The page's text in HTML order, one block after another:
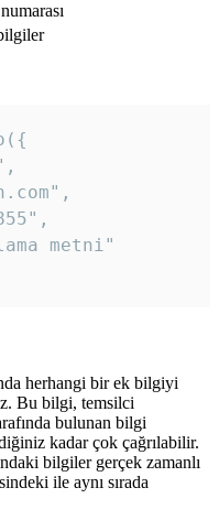
metni"
herhangi bir ek bilgiyi
Bu bilgi, temsilci
bulunan bilgi
kadar çok çağrılabilir.
bilgiler gerçek zamanlı
ile aynı sırada